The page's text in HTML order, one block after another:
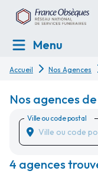
Menu
Accueil Nos Agences
Nos agences
Ville ou code postal
4 agences